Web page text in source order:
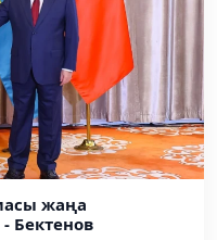
жаңа
Бектенов